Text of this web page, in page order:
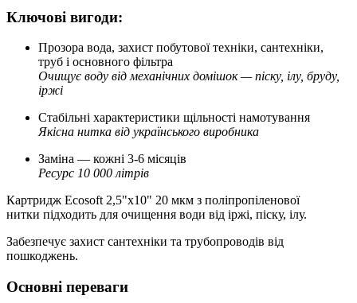
Ключові вигоди:
Прозора вода, захист побутової техніки, сантехніки,
труб і основного фільтра
Очищує воду від механічних домішок — піску, ілу, бруду,
іржі
Стабільні характеристики щільності намотування
Якісна нитка від українського виробника
Заміна — кожні 3-6 місяців
Ресурс 10 000 літрів
Картридж Ecosoft 2,5"x10" 20 мкм з поліпропіленової
нитки підходить для очищення води від іржі, піску, ілу.
Забезпечує захист сантехніки та трубопроводів від
пошкоджень.
Основні переваги